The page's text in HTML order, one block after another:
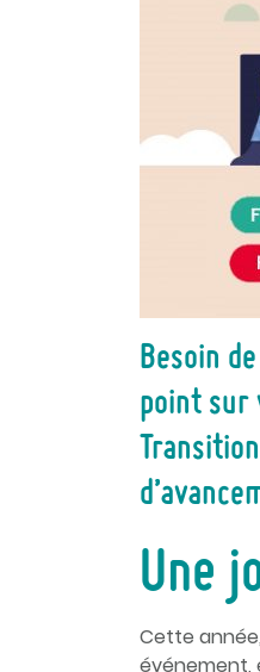
Besoin
point sur
Une
Cette
événement,